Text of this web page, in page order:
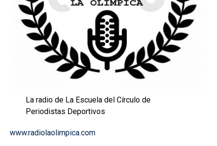
La radio de La Escuela del Círculo de
Periodistas Deportivos
www.radiolaolimpica.com